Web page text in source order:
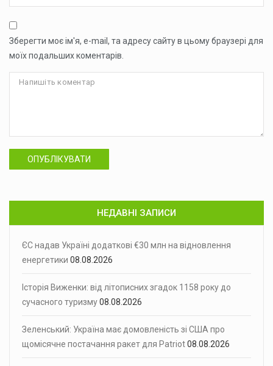
Зберегти моє ім'я, e-mail, та адресу сайту в цьому браузері для
моїх подальших коментарів.
ОПУБЛІКУВАТИ
НЕДАВНІ ЗАПИСИ
ЄС надав Україні додаткові €30 млн на відновлення
енергетики 08.08.2026
Історія Виженки: від літописних згадок 1158 року до
сучасного туризму08.08.2026
Зеленський: Україна має домовленість зі США про
щомісячне постачання ракет для Patriot08.08.2026